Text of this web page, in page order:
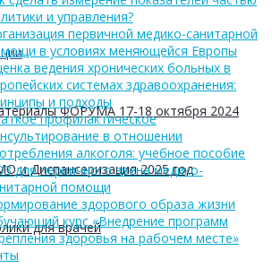
ФОРУМА 17-18 октября 2024
и Диспансеризация 2025 год
для врачей
и управления?
первичной медико-санитарной
в условиях меняющейся Европы
ведения хронических больных в
системах здравоохранения:
и подходы
профилактическое
в отношении
алкоголя: учебное пособие
для первичного звена медико-
помощи
здорового образа жизни
курс «Внедрение программ
здоровья на рабочем месте»